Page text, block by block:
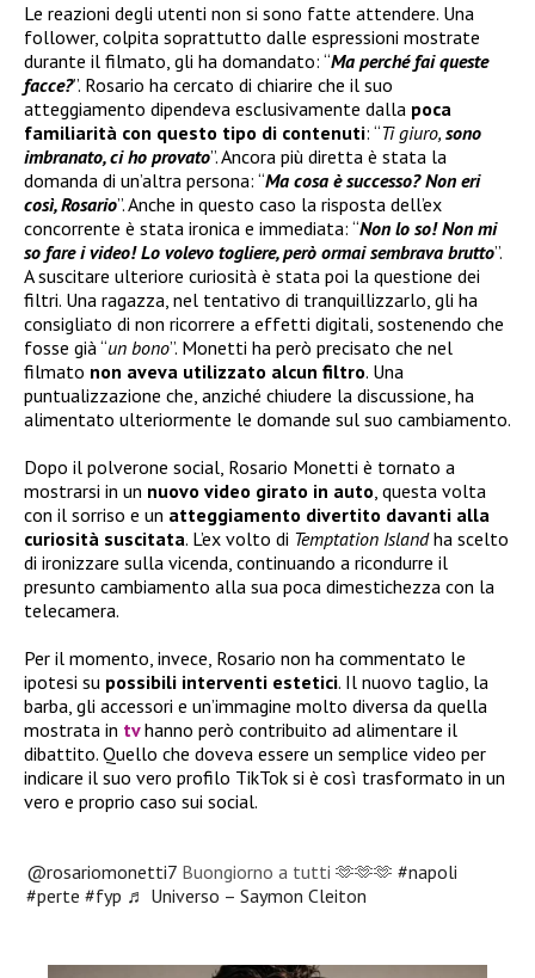
Le reazioni degli utenti non si sono fatte attendere. Una
follower, colpita soprattutto dalle espressioni mostrate
durante il filmato, gli ha domandato: “Ma perché fai queste
facce?”. Rosario ha cercato di chiarire che il suo
atteggiamento dipendeva esclusivamente dalla poca
familiarità con questo tipo di contenuti: “Ti giuro, sono
imbranato, ci ho provato”. Ancora più diretta è stata la
domanda di un’altra persona: “Ma cosa è successo? Non eri
così, Rosario”. Anche in questo caso la risposta dell’ex
concorrente è stata ironica e immediata: “Non lo so! Non mi
so fare i video! Lo volevo togliere, però ormai sembrava brutto”.
A suscitare ulteriore curiosità è stata poi la questione dei
filtri. Una ragazza, nel tentativo di tranquillizzarlo, gli ha
consigliato di non ricorrere a effetti digitali, sostenendo che
fosse già “un bono”. Monetti ha però precisato che nel
filmato non aveva utilizzato alcun filtro. Una
puntualizzazione che, anziché chiudere la discussione, ha
alimentato ulteriormente le domande sul suo cambiamento.
Dopo il polverone social, Rosario Monetti è tornato a
mostrarsi in un nuovo video girato in auto, questa volta
con il sorriso e un atteggiamento divertito davanti alla
curiosità suscitata. L’ex volto di Temptation Islandha scelto
di ironizzare sulla vicenda, continuando a ricondurre il
presunto cambiamento alla sua poca dimestichezza con la
telecamera.
Per il momento, invece, Rosario non ha commentato le
ipotesi su possibili interventi estetici. Il nuovo taglio, la
barba, gli accessori e un’immagine molto diversa da quella
mostrata in tvhanno però contribuito ad alimentare il
dibattito. Quello che doveva essere un semplice video per
indicare il suo vero profilo TikTok si è così trasformato in un
vero e proprio caso sui social.
@rosariomonetti7 Buongiorno a tutti 🫶🫶🫶#napoli
#perte #fyp ♬ Universo – Saymon Cleiton